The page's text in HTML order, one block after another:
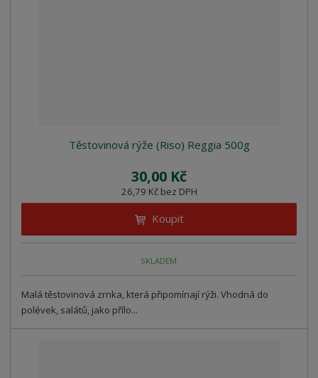
Těstovinová rýže (Riso) Reggia 500g
30,00 Kč
26,79 Kč bez DPH
Koupit
SKLADEM
Malá těstovinová zrnka, která připomínají rýži. Vhodná do
polévek, salátů, jako přílo...